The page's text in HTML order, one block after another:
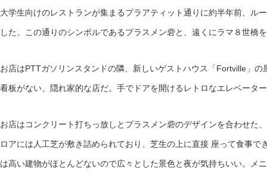
大学生向けのレストランが集まるプラアティット通りに約半年前、ル
した。この通りのシンボルであるプラスメン砦と、遠くにラマ８世橋
お店はPTTガソリンスタンドの隣、新しいゲストハウス「Fortville」
看板がない、隠れ家的な店だ。手でドアを開けるレトロなエレベータ
お店はコンクリート打ちっ放しとプラスメン砦のデザインを合わせた
ロアには人工芝が敷き詰められており、芝生の上に直接 座って食事で
は高い建物がほとんどないので広々とした景色と夜が気持ちいい。メ